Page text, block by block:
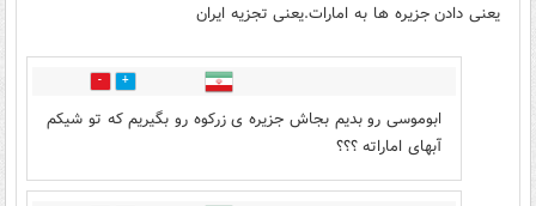
یعنی دادن جزیره ها به امارات.یعنی تجزیه ایران
18
ابوموسی رو بدیم بجاش جزیره ی زرکوه رو بگیریم که تو شیکم
آبهای اماراته ؟؟؟